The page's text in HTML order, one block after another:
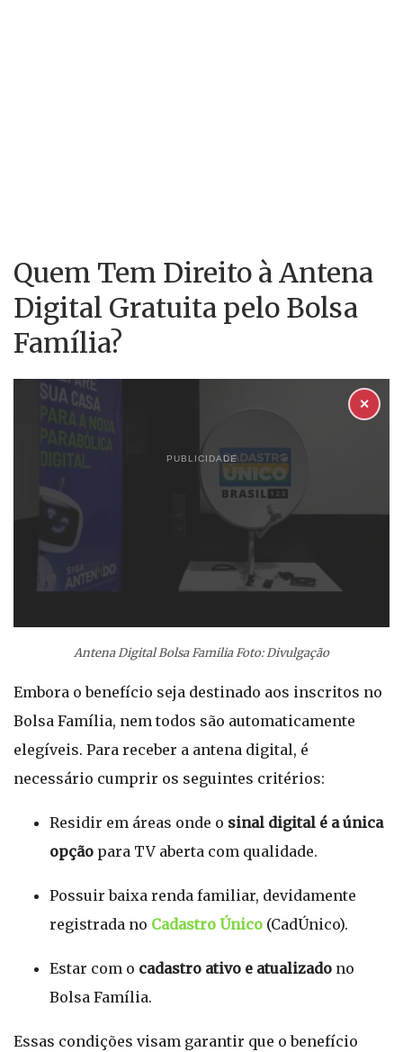
Quem Tem Direito à Antena
Digital Gratuita pelo Bolsa
Família?
PUBLICIDADE
✕
Antena Digital Bolsa Familia Foto: Divulgação
Embora o benefício seja destinado aos inscritos no
Bolsa Família, nem todos são automaticamente
elegíveis. Para receber a antena digital, é
necessário cumprir os seguintes critérios:
Residir em áreas onde o sinal digital é a única
opção para TV aberta com qualidade.
Possuir baixa renda familiar, devidamente
registrada no Cadastro Único (CadÚnico).
Estar com o cadastro ativo e atualizado no
Bolsa Família.
Essas condições visam garantir que o benefício